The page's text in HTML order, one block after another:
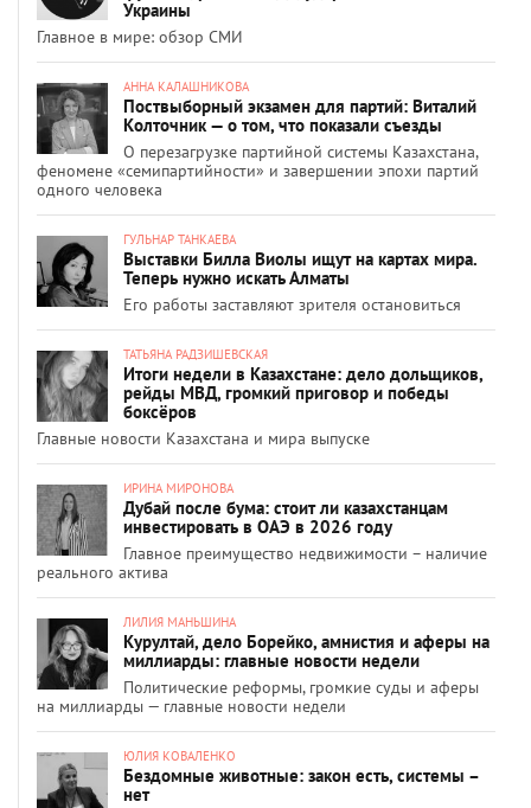
Украины
Главное в мире: обзор СМИ
АННА КАЛАШНИКОВА
Поствыборный экзамен для партий: Виталий
Колточник — о том, что показали съезды
О перезагрузке партийной системы Казахстана,
феномене «семипартийности» и завершении эпохи партий
одного человека
ГУЛЬНАР ТАНКАЕВА
Выставки Билла Виолы ищут на картах мира.
Теперь нужно искать Алматы
Его работы заставляют зрителя остановиться
ТАТЬЯНА РАДЗИШЕВСКАЯ
Итоги недели в Казахстане: дело дольщиков,
рейды МВД, громкий приговор и победы
боксёров
Главные новости Казахстана и мира выпуске
ИРИНА МИРОНОВА
Дубай после бума: стоит ли казахстанцам
инвестировать в ОАЭ в 2026 году
Главное преимущество недвижимости – наличие
реального актива
ЛИЛИЯ МАНЬШИНА
Курултай, дело Борейко, амнистия и аферы на
миллиарды: главные новости недели
Политические реформы, громкие суды и аферы
на миллиарды — главные новости недели
ЮЛИЯ КОВАЛЕНКО
Бездомные животные: закон есть, системы –
нет